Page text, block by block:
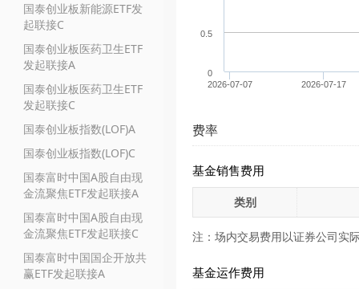
国泰创业板新能源ETF发
起联接C
国泰创业板医药卫生ETF
发起联接A
国泰创业板医药卫生ETF
发起联接C
国泰创业板指数(LOF)A
国泰创业板指数(LOF)C
国泰富时中国A股自由现
金流聚焦ETF发起联接A
国泰富时中国A股自由现
金流聚焦ETF发起联接C
国泰富时中国国企开放共
赢ETF发起联接A
2026-07-07 2026-07-17
0
0.5
费率
基金销售费用
类别
注：场内交易费用以证券公司实
基金运作费用